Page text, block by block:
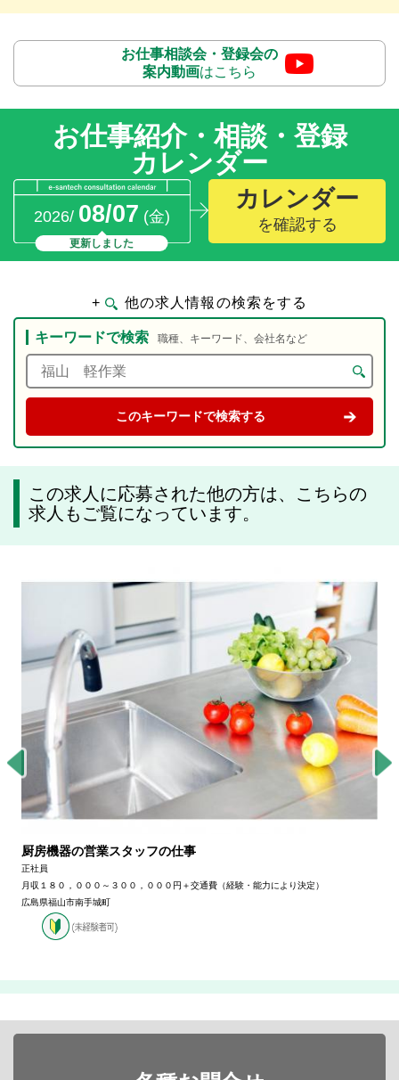
お仕事相談会・登録会の
案内動画はこちら
お仕事紹介・相談・登録
カレンダー
2026/ 08/07 (金)
更新しました
カレンダー
を確認する
+ 他の求人情報の検索をする
キーワードで検索 職種、キーワード、会社名など
この求人に応募された他の方は、こちらの
求人もご覧になっています。
厨房機器の営業スタッフの仕事
正社員
月収１８０，０００～３００，０００円＋交通費（経験・能力により決定）
広島県福山市南手城町